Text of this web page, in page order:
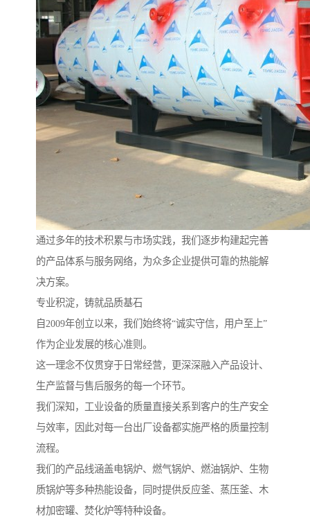
通过多年的技术积累与市场实践，我们逐步构建起完善
的产品体系与服务网络，为众多企业提供可靠的热能解
决方案。
专业积淀，铸就品质基石
自2009年创立以来，我们始终将“诚实守信，用户至上”
作为企业发展的核心准则。
这一理念不仅贯穿于日常经营，更深深融入产品设计、
生产监督与售后服务的每一个环节。
我们深知，工业设备的质量直接关系到客户的生产安全
与效率，因此对每一台出厂设备都实施严格的质量控制
流程。
我们的产品线涵盖电锅炉、燃气锅炉、燃油锅炉、生物
质锅炉等多种热能设备，同时提供反应釜、蒸压釜、木
材加密罐、焚化炉等特种设备。